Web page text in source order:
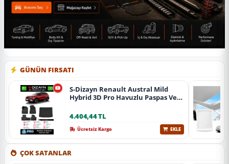
GÜNÜN FIRSATI
S-Dizayn Renault Austral Mild
Hybrid 3D Pro Havuzlu Paspas Ve
Üzeri A+ Kalite
4.404,44 TL
Ücretsiz Kargo EKLE
ÇOK SATANLAR